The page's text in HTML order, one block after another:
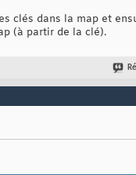
clés dans la map et
(à partir de la clé).